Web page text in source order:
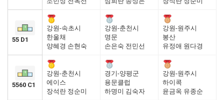
55 D1
강원-속초시
한울채
양혜경 손현숙
강원-춘천시
명문
손은숙 전민선
강원-원주시
봉산
유정애 원다경
5560 C1
강원-춘천시
에이스
장석란 정순미
경기-양평군
용문클럽
하명미 김숙자
강원-원주시
하이콕
윤금옥 유종순